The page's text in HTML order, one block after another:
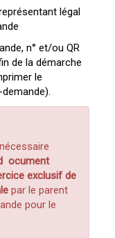
légal
n° et/ou QR
de la démarche
le
ocument
exclusif de
par le parent
pour le